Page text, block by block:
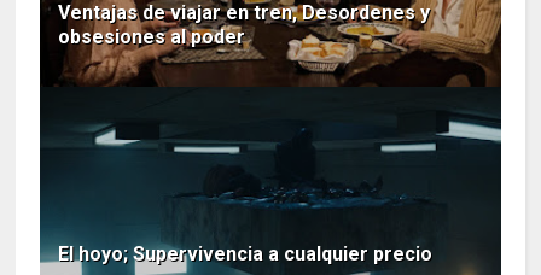
Ventajas de viajar en tren, Desordenes y
obsesiones al poder
El hoyo; Supervivencia a cualquier precio